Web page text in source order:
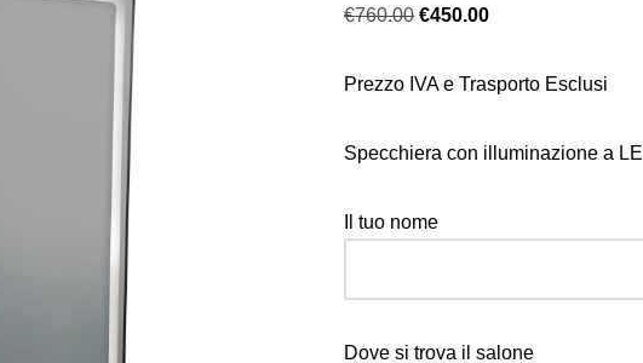
€760.00 €450.00
Prezzo IVA e Trasporto Esclusi
Specchiera con illuminazione a
Il tuo nome
Dove si trova il salone